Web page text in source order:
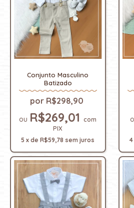
Conjunto Masculino
Batizado
R$298,90
R$269,01com
PIX
5 xdeR$59,78 sem juros
4